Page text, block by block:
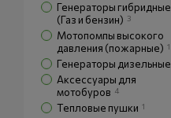
Генераторы гибридные
(Газ и бензин) 3
Мотопомпы высокого
давления (пожарные) 1
Генераторы дизельные
Аксессуары для
мотобуров 4
Тепловые пушки 1